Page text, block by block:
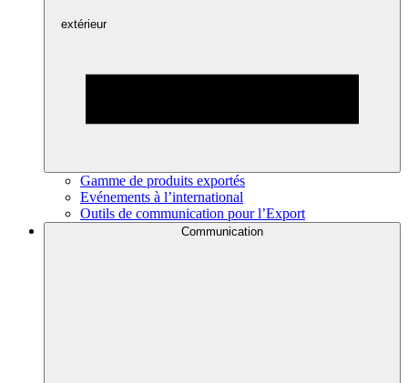
extérieur
Gamme de produits exportés
Evénements à l’international
Outils de communication pour l’Export
Communication